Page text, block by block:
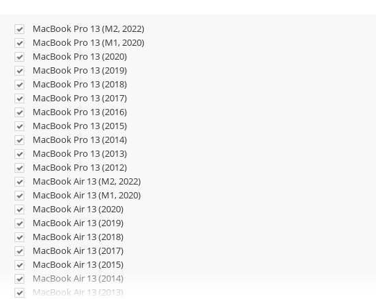
MacBook Pro 13 (M2, 2022)
MacBook Pro 13 (M1, 2020)
MacBook Pro 13 (2020)
MacBook Pro 13 (2019)
MacBook Pro 13 (2018)
MacBook Pro 13 (2017)
MacBook Pro 13 (2016)
MacBook Pro 13 (2015)
MacBook Pro 13 (2014)
MacBook Pro 13 (2013)
MacBook Pro 13 (2012)
MacBook Air 13 (M2, 2022)
MacBook Air 13 (M1, 2020)
MacBook Air 13 (2020)
MacBook Air 13 (2019)
MacBook Air 13 (2018)
MacBook Air 13 (2017)
MacBook Air 13 (2015)
MacBook Air 13 (2014)
MacBook Air 13 (2013)